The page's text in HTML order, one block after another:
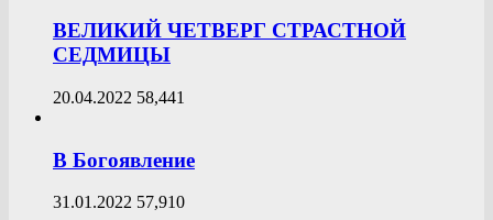
ВЕЛИКИЙ ЧЕТВЕРГ СТРАСТНОЙ
СЕДМИЦЫ
20.04.2022 58,441
В Богоявление
31.01.2022 57,910